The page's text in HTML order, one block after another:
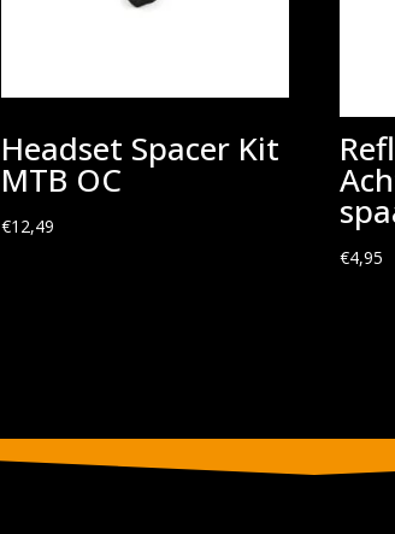
Headset Spacer Kit
MTB OC
€12,49
€4,95